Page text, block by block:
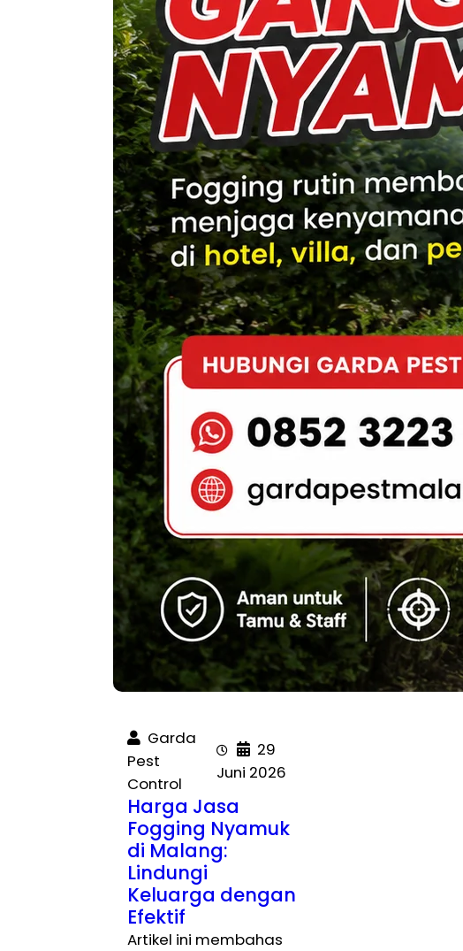
Garda
Pest
Control
29
Juni 2026
Harga Jasa
Fogging Nyamuk
di Malang:
Lindungi
Keluarga dengan
Efektif
Artikel ini membahas